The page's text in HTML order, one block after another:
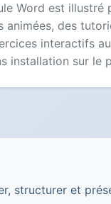
Word est illustré
animées, des
interactifs
installation sur le
structurer et